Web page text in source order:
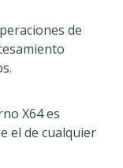
de
X64 es
el de cualquier